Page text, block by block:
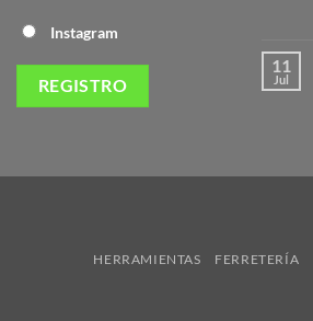
Instagram
11
Jul
HERRAMIENTAS FERRETERÍA